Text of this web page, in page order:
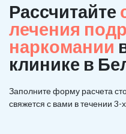
Рассчитайте
лечения
наркомании
клинике в
Заполните форму расчета
свяжется с вами в течении 3-